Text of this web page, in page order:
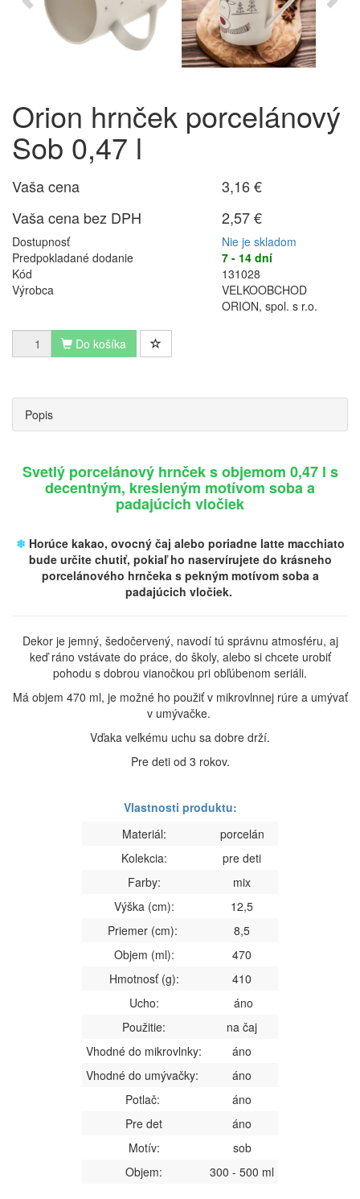
Orion hrnček porcelánový
Sob 0,47 l
Vaša cena
3,16 €
Vaša cena bez DPH
2,57 €
Dostupnosť
Nie je skladom
Predpokladané dodanie
7 - 14 dní
Kód
131028
Výrobca
VELKOOBCHOD
ORION, spol. s r.o.
Do košíka
Popis
Svetlý porcelánový hrnček s objemom 0,47 l s
decentným, kresleným motívom soba a
padajúcich vločiek
❄ Horúce kakao, ovocný čaj alebo poriadne latte macchiato
bude určite chutiť, pokiaľ ho naservírujete do krásneho
porcelánového hrnčeka s pekným motívom soba a
padajúcich vločiek.
Dekor je jemný, šedočervený, navodí tú správnu atmosféru, aj
keď ráno vstávate do práce, do školy, alebo si chcete urobiť
pohodu s dobrou vianočkou pri obľúbenom seriáli.
Má objem 470 ml, je možné ho použiť v mikrovlnnej rúre a umývať
v umývačke.
Vďaka veľkému uchu sa dobre drží.
Pre deti od 3 rokov.
Vlastnosti produktu:
Materiál:
porcelán
Kolekcia:
pre deti
Farby:
mix
Výška (cm):
12,5
Priemer (cm):
8,5
Objem (ml):
470
Hmotnosť (g):
410
Ucho:
áno
Použitie:
na čaj
Vhodné do mikrovlnky:
áno
Vhodné do umývačky:
áno
Potlač:
áno
Pre det
áno
Motív:
sob
Objem:
300 - 500 ml